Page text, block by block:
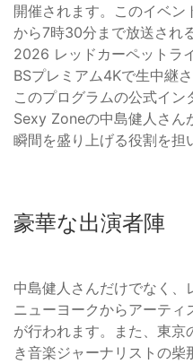
開催されます。このイベ
から7時30分まで放送され
2026 レッドカーペットラ
BSプレミアム4Kで生中継
このプログラムの公式イ
Sexy Zoneの中島健人さん
瞬間を盛り上げる役割を担
豪華な出演者陣
中島健人さんだけでなく、
ニューヨークからアーティ
が行われます。また、東
き音楽ジャーナリストの柴